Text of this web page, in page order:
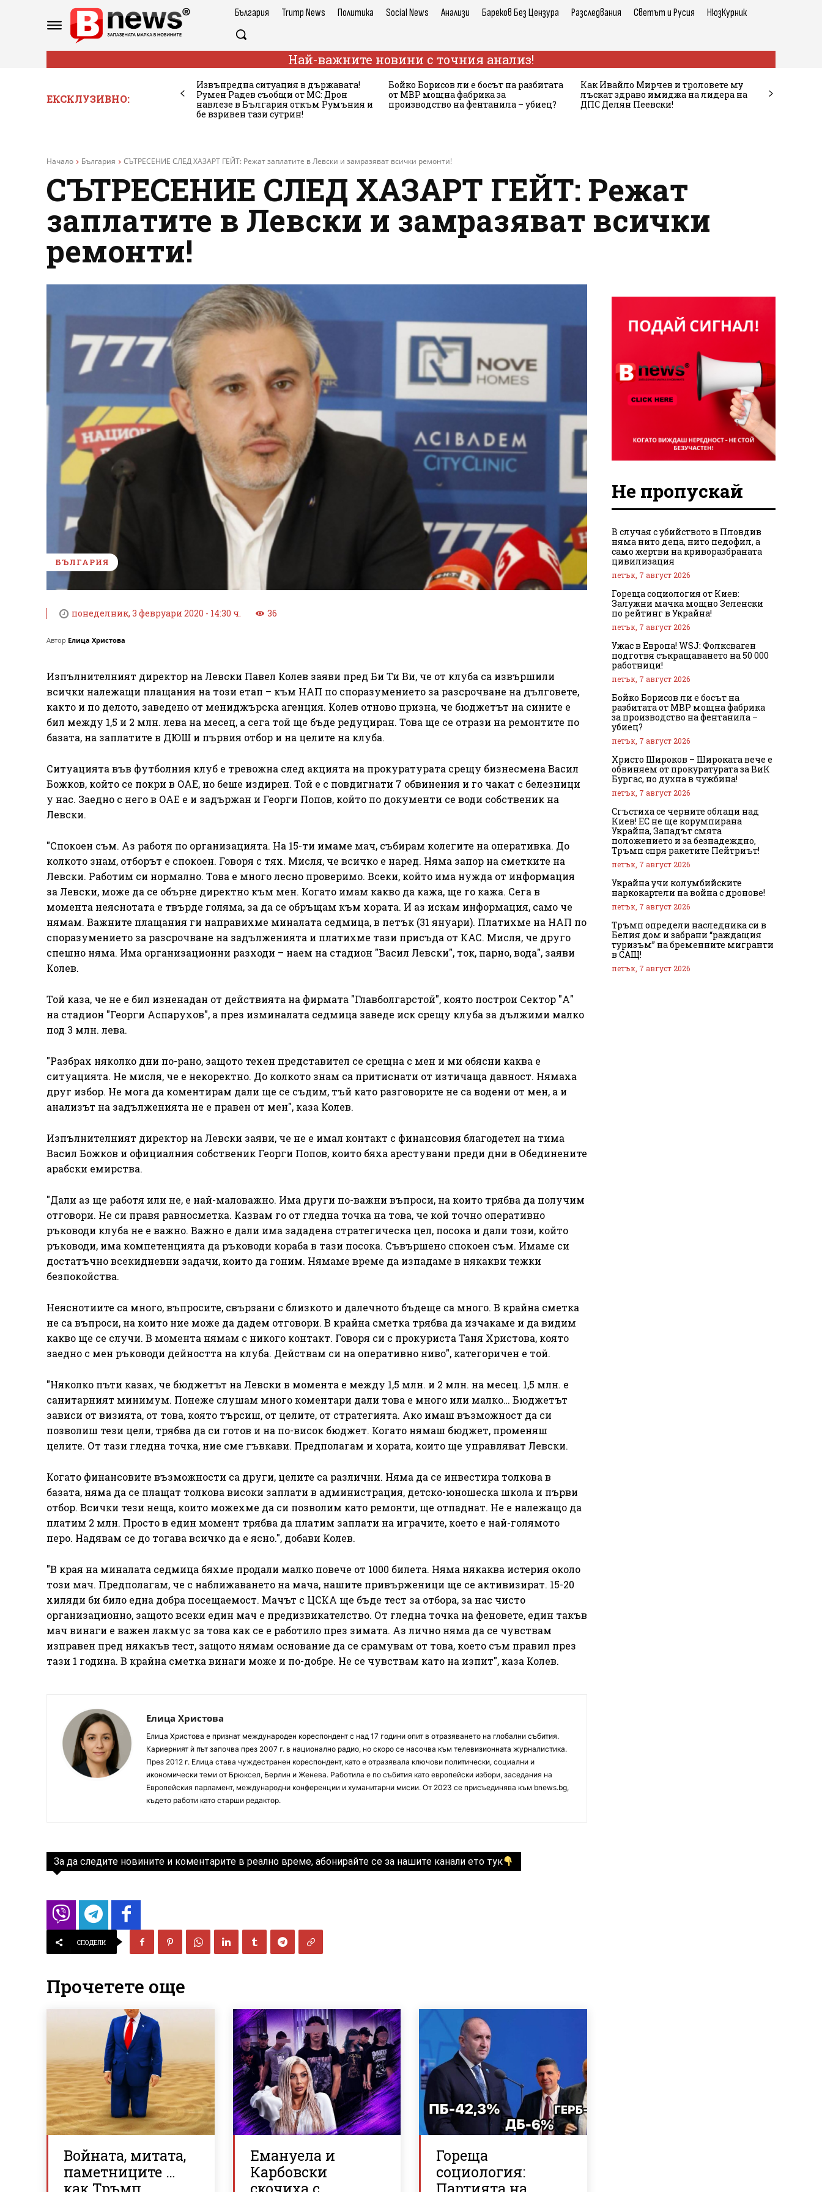
България Trump News Политика Social News Анализи Бареков Без Цензура Разследвания Светът и Русия НюзКурник
Най-важните новини с точния анализ!
ЕКСКЛУЗИВНО:
Извънредна ситуация в държавата!
Румен Радев съобщи от МС: Дрон
навлезе в България откъм Румъния и
бе взривен тази сутрин!
Бойко Борисов ли е босът на разбитата
от МВР мощна фабрика за
производство на фентанила – убиец?
Как Ивайло Мирчев и троловете му
лъскат здраво имиджа на лидера на
ДПС Делян Пеевски!
Начало България СЪТРЕСЕНИЕ СЛЕД ХАЗАРТ ГЕЙТ: Режат заплатите в Левски и замразяват всички ремонти!
СЪТРЕСЕНИЕ СЛЕД ХАЗАРТ ГЕЙТ: Режат
заплатите в Левски и замразяват всички
ремонти!
БЪЛГАРИЯ
понеделник, 3 февруари 2020 - 14:30 ч. 36
Автор Елица Христова
Изпълнителният директор на Левски Павел Колев заяви пред Би Ти Ви, че от клуба са извършили
всички належащи плащания на този етап – към НАП по споразумението за разсрочване на дълговете,
както и по делото, заведено от мениджърска агенция. Колев отново призна, че бюджетът на сините е
бил между 1,5 и 2 млн. лева на месец, а сега той ще бъде редуциран. Това ще се отрази на ремонтите по
базата, на заплатите в ДЮШ и първия отбор и на целите на клуба.
Ситуацията във футболния клуб е тревожна след акцията на прокуратурата срещу бизнесмена Васил
Божков, който се покри в ОАЕ, но беше издирен. Той е с повдигнати 7 обвинения и го чакат с белезници
у нас. Заедно с него в ОАЕ е и задържан и Георги Попов, който по документи се води собственик на
Левски.
"Спокоен съм. Аз работя по организацията. На 15-ти имаме мач, събирам колегите на оперативка. До
колкото знам, отборът е спокоен. Говоря с тях. Мисля, че всичко е наред. Няма запор на сметките на
Левски. Работим си нормално. Това е много лесно проверимо. Всеки, който има нужда от информация
за Левски, може да се обърне директно към мен. Когато имам какво да кажа, ще го кажа. Сега в
момента неяснотата е твърде голяма, за да се обръщам към хората. И аз искам информация, само че
нямам. Важните плащания ги направихме миналата седмица, в петък (31 януари). Платихме на НАП по
споразумението за разсрочване на задълженията и платихме тази присъда от КАС. Мисля, че друго
спешно няма. Има организационни разходи – наем на стадион "Васил Левски", ток, парно, вода", заяви
Колев.
Той каза, че не е бил изненадан от действията на фирмата "Главболгарстой", която построи Сектор "А"
на стадион "Георги Аспарухов", а през изминалата седмица заведе иск срещу клуба за дължими малко
под 3 млн. лева.
"Разбрах няколко дни по-рано, защото техен представител се срещна с мен и ми обясни каква е
ситуацията. Не мисля, че е некоректно. До колкото знам са притиснати от изтичаща давност. Нямаха
друг избор. Не мога да коментирам дали ще се съдим, тъй като разговорите не са водени от мен, а и
анализът на задълженията не е правен от мен", каза Колев.
Изпълнителният директор на Левски заяви, че не е имал контакт с финансовия благодетел на тима
Васил Божков и официалния собственик Георги Попов, които бяха арестувани преди дни в Обединените
арабски емирства.
"Дали аз ще работя или не, е най-маловажно. Има други по-важни въпроси, на които трябва да получим
отговори. Не си правя равносметка. Казвам го от гледна точка на това, че кой точно оперативно
ръководи клуба не е важно. Важно е дали има зададена стратегическа цел, посока и дали този, който
ръководи, има компетенцията да ръководи кораба в тази посока. Съвършено спокоен съм. Имаме си
достатъчно всекидневни задачи, които да гоним. Нямаме време да изпадаме в някакви тежки
безпокойства.
Неяснотиите са много, въпросите, свързани с близкото и далечното бъдеще са много. В крайна сметка
не са въпроси, на които ние може да дадем отговори. В крайна сметка трябва да изчакаме и да видим
какво ще се случи. В момента нямам с никого контакт. Говоря си с прокуриста Таня Христова, която
заедно с мен ръководи дейността на клуба. Действам си на оперативно ниво", категоричен е той.
"Няколко пъти казах, че бюджетът на Левски в момента е между 1,5 млн. и 2 млн. на месец. 1,5 млн. е
санитарният минимум. Понеже слушам много коментари дали това е много или малко… Бюджетът
зависи от визията, от това, която търсиш, от целите, от стратегията. Ако имаш възможност да си
позволиш тези цели, трябва да си готов и на по-висок бюджет. Когато нямаш бюджет, променяш
целите. От тази гледна точка, ние сме гъвкави. Предполагам и хората, които ще управляват Левски.
Когато финансовите възможности са други, целите са различни. Няма да се инвестира толкова в
базата, няма да се плащат толкова високи заплати в администрация, детско-юношеска школа и първи
отбор. Всички тези неща, които можехме да си позволим като ремонти, ще отпаднат. Не е належащо да
платим 2 млн. Просто в един момент трябва да платим заплати на играчите, което е най-голямото
перо. Надявам се до тогава всичко да е ясно.", добави Колев.
"В края на миналата седмица бяхме продали малко повече от 1000 билета. Няма някаква истерия около
този мач. Предполагам, че с наближаването на мача, нашите привърженици ще се активизират. 15-20
хиляди би било една добра посещаемост. Мачът с ЦСКА ще бъде тест за отбора, за нас чисто
организационно, защото всеки един мач е предизвикателство. От гледна точка на феновете, един такъв
мач винаги е важен лакмус за това как се е работило през зимата. Аз лично няма да се чувствам
изправен пред някакъв тест, защото нямам основание да се срамувам от това, което съм правил през
тази 1 година. В крайна сметка винаги може и по-добре. Не се чувствам като на изпит", каза Колев.
Елица Христова
Елица Христова е признат международен кореспондент с над 17 години опит в отразяването на глобални събития.
Кариерният ѝ път започва през 2007 г. в национално радио, но скоро се насочва към телевизионната журналистика.
През 2012 г. Елица става чуждестранен кореспондент, като е отразявала ключови политически, социални и
икономически теми от Брюксел, Берлин и Женева. Работила е по събития като европейски избори, заседания на
Европейския парламент, международни конференции и хуманитарни мисии. От 2023 се присъединява към bnews.bg,
където работи като старши редактор.
За да следите новините и коментарите в реално време, абонирайте се за нашите канали ето тук
СПОДЕЛИ
Прочетете още
Войната, митата,
паметниците …
Емануела и
Карбовски
Гореща
социология:
Не пропускай
В случая с убийството в Пловдив
няма нито деца, нито педофил, а
само жертви на криворазбраната
цивилизация
петък, 7 август 2026
Гореща социология от Киев:
Залужни мачка мощно Зеленски
по рейтинг в Украйна!
петък, 7 август 2026
Ужас в Европа! WSJ: Фолксваген
подготвя съкращаването на 50 000
работници!
петък, 7 август 2026
Бойко Борисов ли е босът на
разбитата от МВР мощна фабрика
за производство на фентанила –
убиец?
петък, 7 август 2026
Христо Широков – Широката вече е
обвиняем от прокуратурата за ВиК
Бургас, но духна в чужбина!
петък, 7 август 2026
Сгъстиха се черните облаци над
Киев! ЕС не ще корумпирана
Украйна, Западът смята
положението и за безнадеждно,
Тръмп спря ракетите Пейтриът!
петък, 7 август 2026
Украйна учи колумбийските
наркокартели на война с дронове!
петък, 7 август 2026
Тръмп определи наследника си в
Белия дом и забрани “раждащия
туризъм” на бременните мигранти
в САЩ!
петък, 7 август 2026